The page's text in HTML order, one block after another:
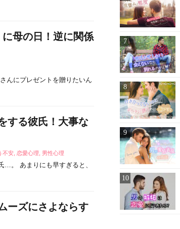
母の日！逆に関係
んにプレゼントを贈りたいん
する彼氏！大事な
不安 ,恋愛心理 男性心理
…。 あまりにも早すぎると、
ーズにさよならす